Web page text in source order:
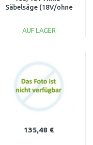
Säbelsäge (18V/ohne
AUF LAGER
Vergleichen
135,48 €